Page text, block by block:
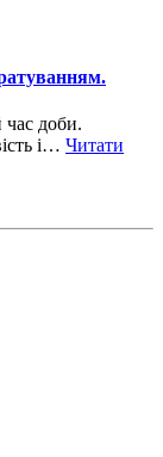
час доби.
і… Читати